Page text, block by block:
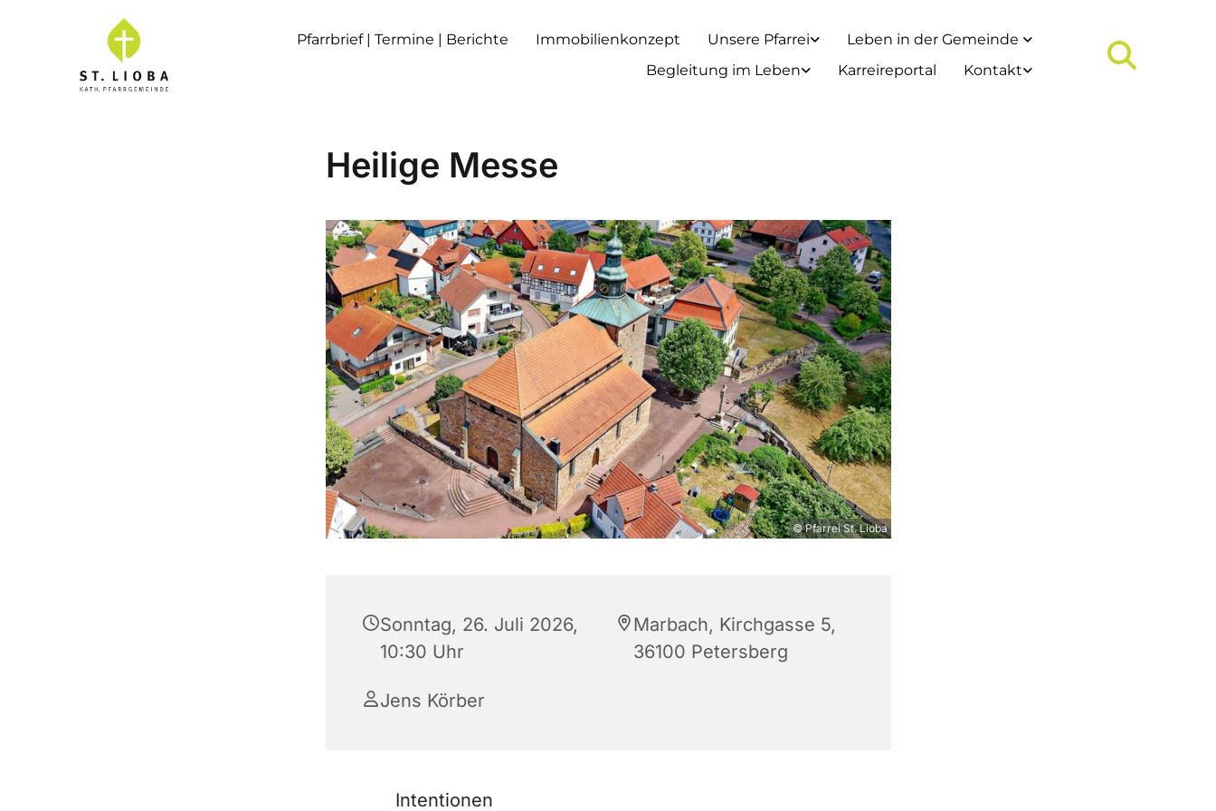
Pfarrbrief | Termine | Berichte Immobilienkonzept Unsere Pfarrei
Leben in der Gemeinde
Begleitung im Leben
Karreireportal Kontakt
Heilige Messe
© Pfarrei St. Lioba
Sonntag, 26. Juli 2026,
10:30 Uhr
Marbach, Kirchgasse 5,
36100 Petersberg
Jens Körber
Intentionen